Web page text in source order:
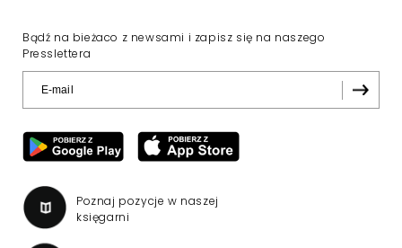
Bądź na bieżaco z newsami i zapisz się na naszego
Presslettera
Poznaj pozycje w naszej
księgarni